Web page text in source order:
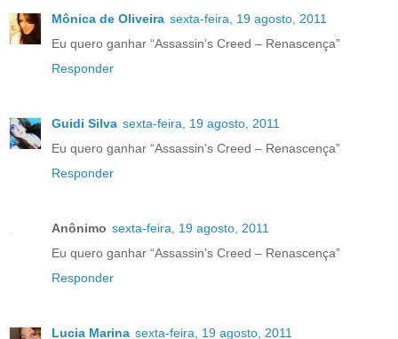
Mônica de Oliveira sexta-feira, 19 agosto, 2011
Eu quero ganhar “Assassin’s Creed – Renascença”
Responder
Guidi Silva sexta-feira, 19 agosto, 2011
Eu quero ganhar “Assassin’s Creed – Renascença”
Responder
Anônimo sexta-feira, 19 agosto, 2011
Eu quero ganhar “Assassin’s Creed – Renascença”
Responder
Lucia Marina sexta-feira, 19 agosto, 2011